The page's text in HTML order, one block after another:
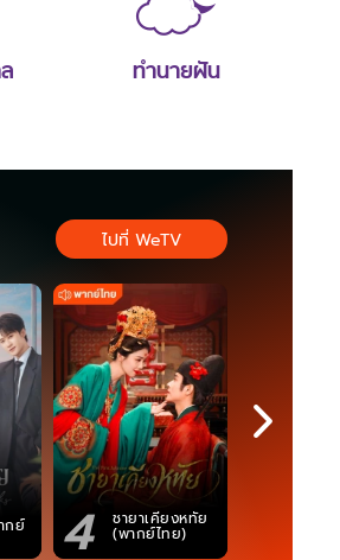
ทำนายฝัน
กย์ 4 ชายาเคียงหทัย
(พากย์ไทย) 5
ไปที่ WeTV